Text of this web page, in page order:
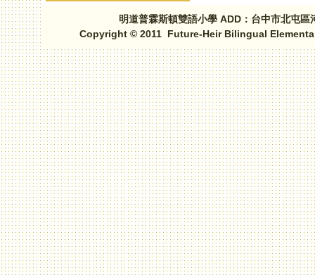
明道普霖斯頓雙語小學 ADD：台中市北屯
Copyright © 2011 Future-Heir Bilingual